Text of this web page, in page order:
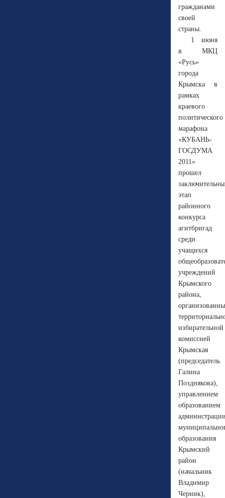
гражданами
своей
страны.
1 июня
в МКЦ
«Русь»
города
Крымска в
рамках
краевого
политического
марафона
«КУБАНЬ-
ГОСДУМА
2011»
прошел
этап
районного
конкурса
агитбригад
среди
учащихся
учреждений
Крымского
района,
избирательной
комиссией
Крымская
(председатель
Галина
Позднякова),
управлением
образованием
образования
Крымский
район
(начальник
Владимир
Черник),